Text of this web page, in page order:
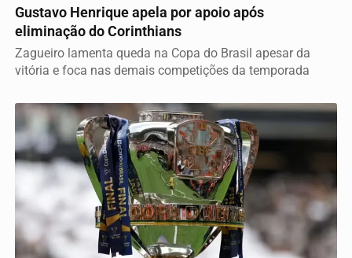
Gustavo Henrique apela por apoio após
eliminação do Corinthians
Zagueiro lamenta queda na Copa do Brasil apesar da
vitória e foca nas demais competições da temporada